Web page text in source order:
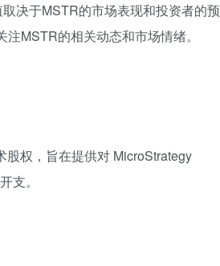
决于MSTR的市场表现和投资者的预
MSTR的相关动态和市场情绪。
权，旨在提供对 MicroStrategy
支。